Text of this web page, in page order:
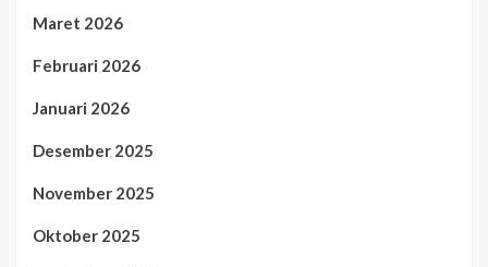
Maret 2026
Februari 2026
Januari 2026
Desember 2025
November 2025
Oktober 2025